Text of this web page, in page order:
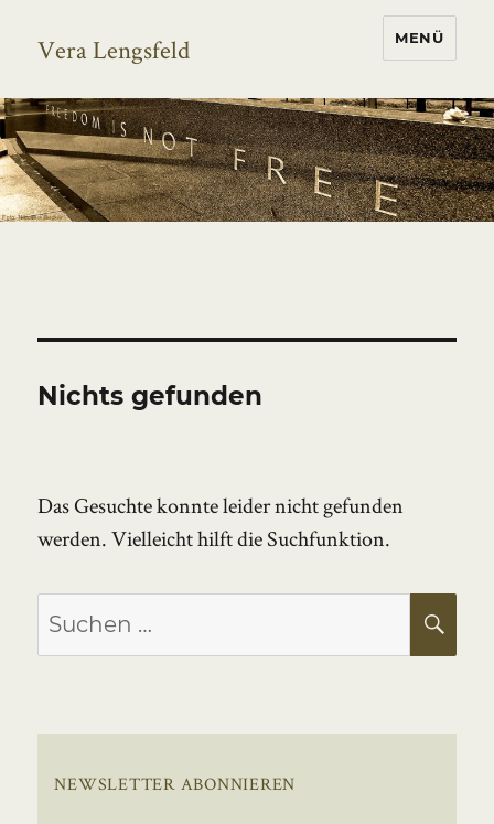
Vera Lengsfeld MENÜ
Nichts gefunden
Das Gesuchte konnte leider nicht gefunden
werden. Vielleicht hilft die Suchfunktion.
Suchen
nach:
NEWSLETTER ABONNIEREN